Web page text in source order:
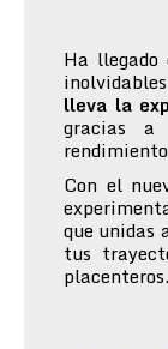
Ha
lleva la
gracias a
Con el
que unidas
tus
placenteros.